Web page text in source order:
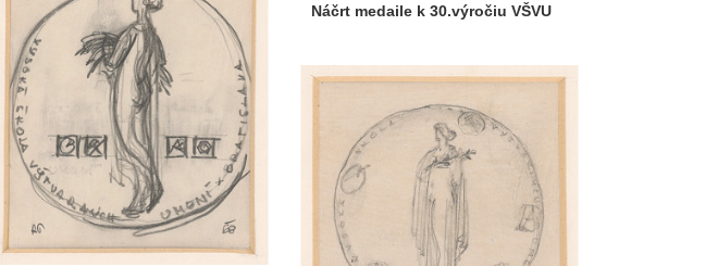
Náčrt medaile k 30.výročiu VŠVU